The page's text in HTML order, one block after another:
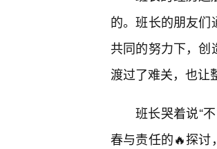
的。班长的朋友们
共同的努力下，创
渡过了难关，也让
班长哭着说“
春与责任的🔥探讨